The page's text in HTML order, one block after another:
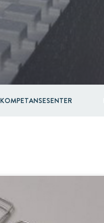
KOMPETANSESENTER